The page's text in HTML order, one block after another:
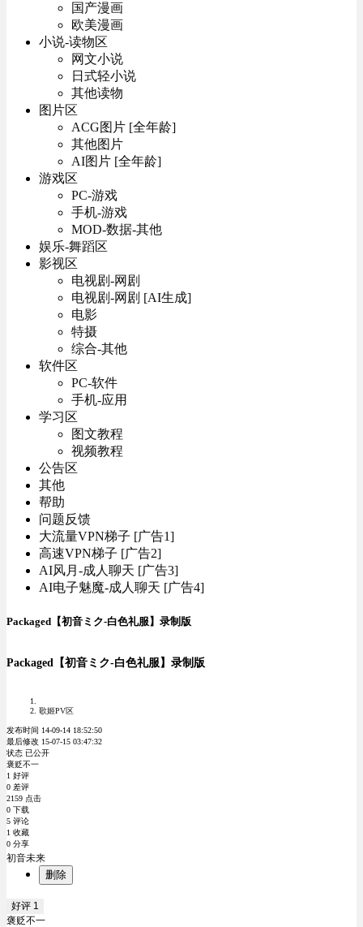
国产漫画
欧美漫画
小说-读物区
网文小说
日式轻小说
其他读物
图片区
ACG图片 [全年龄]
其他图片
AI图片 [全年龄]
游戏区
PC-游戏
手机-游戏
MOD-数据-其他
娱乐-舞蹈区
影视区
电视剧-网剧
电视剧-网剧 [AI生成]
电影
特摄
综合-其他
软件区
PC-软件
手机-应用
学习区
图文教程
视频教程
公告区
其他
帮助
问题反馈
大流量VPN梯子 [广告1]
高速VPN梯子 [广告2]
AI风月-成人聊天 [广告3]
AI电子魅魔-成人聊天 [广告4]
Packaged【初音ミク-白色礼服】录制版
Packaged【初音ミク-白色礼服】录制版
歌姬PV区
发布时间 14-09-14 18:52:50
最后修改 15-07-15 03:47:32
状态 已公开
褒贬不一
1 好评
0 差评
2159 点击
0 下载
5 评论
1 收藏
0 分享
初音未来
删除
好评 1
褒贬不一